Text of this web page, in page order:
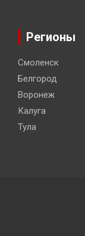
Регионы
Смоленск
Белгород
Воронеж
Калуга
Тула